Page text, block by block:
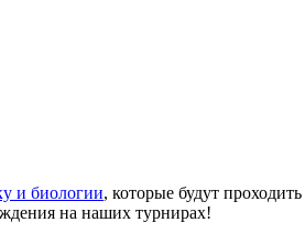
и биологии, которые будут проходить
на наших турнирах!